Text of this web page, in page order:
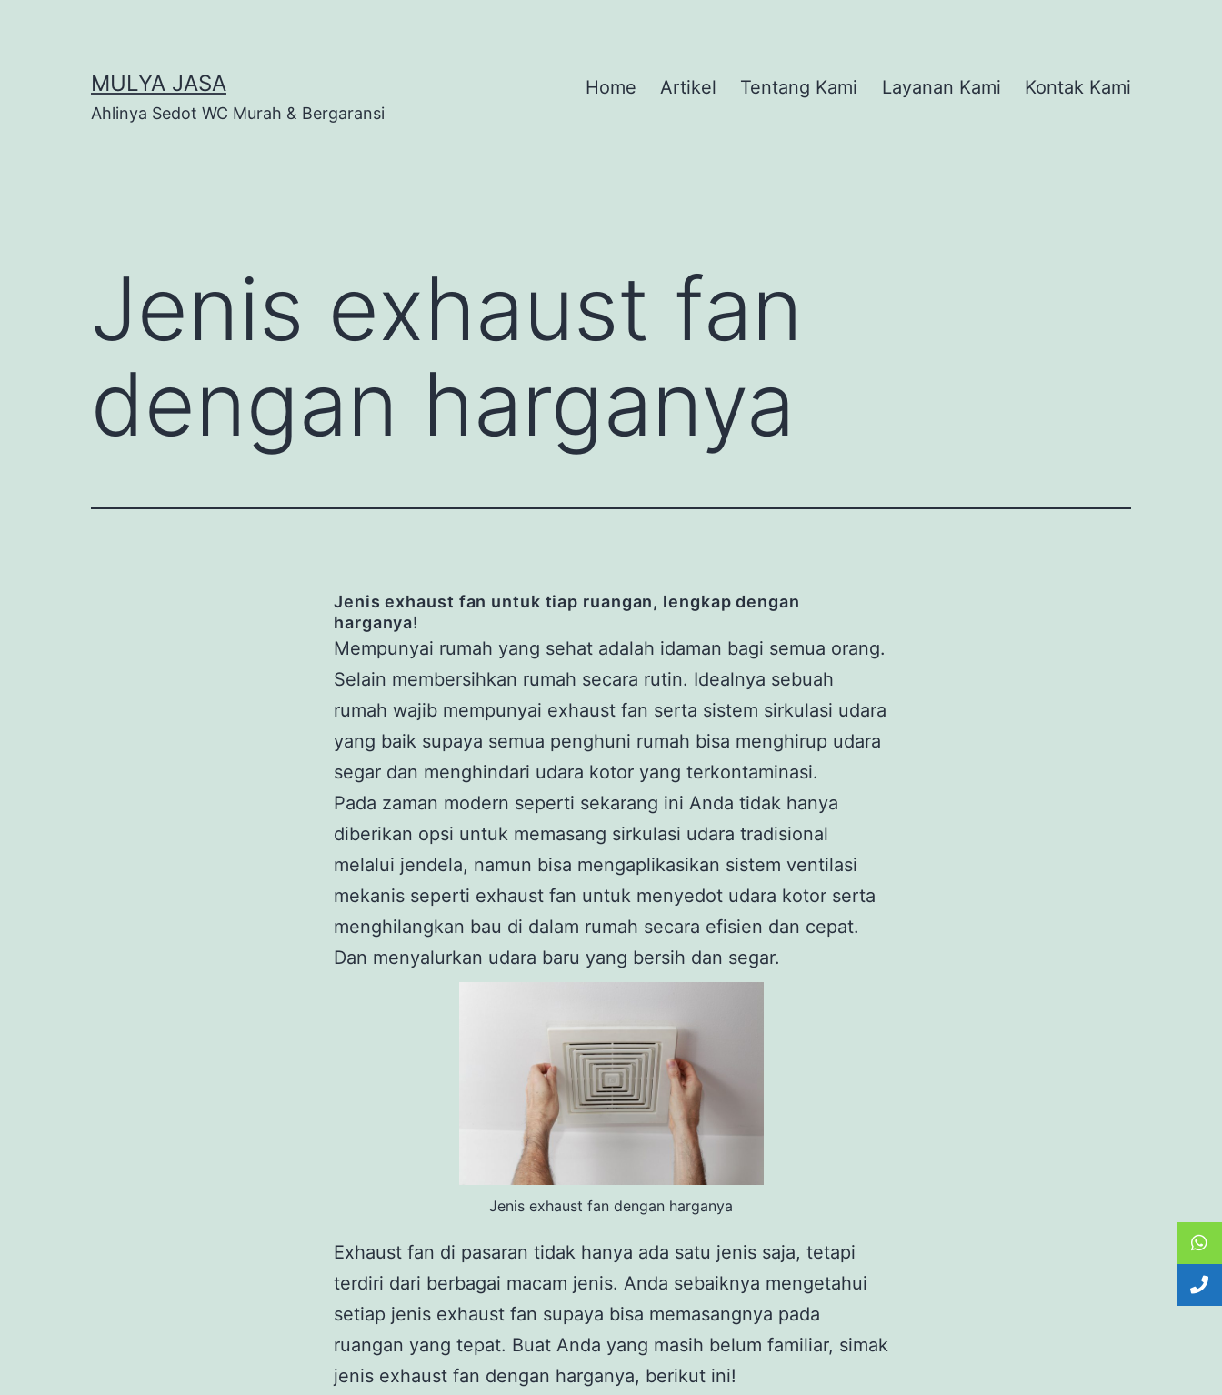
MULYA JASA
Ahlinya Sedot WC Murah & Bergaransi
Home Artikel Tentang Kami Layanan Kami Kontak Kami
Jenis exhaust fan
dengan harganya
Jenis exhaust fan untuk tiap ruangan, lengkap dengan
harganya!
Mempunyai rumah yang sehat adalah idaman bagi semua orang.
Selain membersihkan rumah secara rutin. Idealnya sebuah
rumah wajib mempunyai exhaust fan serta sistem sirkulasi udara
yang baik supaya semua penghuni rumah bisa menghirup udara
segar dan menghindari udara kotor yang terkontaminasi.
Pada zaman modern seperti sekarang ini Anda tidak hanya
diberikan opsi untuk memasang sirkulasi udara tradisional
melalui jendela, namun bisa mengaplikasikan sistem ventilasi
mekanis seperti exhaust fan untuk menyedot udara kotor serta
menghilangkan bau di dalam rumah secara efisien dan cepat.
Dan menyalurkan udara baru yang bersih dan segar.
Jenis exhaust fan dengan harganya
Exhaust fan di pasaran tidak hanya ada satu jenis saja, tetapi
terdiri dari berbagai macam jenis. Anda sebaiknya mengetahui
setiap jenis exhaust fan supaya bisa memasangnya pada
ruangan yang tepat. Buat Anda yang masih belum familiar, simak
jenis exhaust fan dengan harganya, berikut ini!